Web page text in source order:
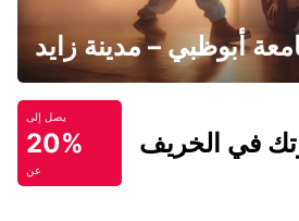
أبوظبي – مدينة زايد
يصل إلى
20%
عن
في الخريف